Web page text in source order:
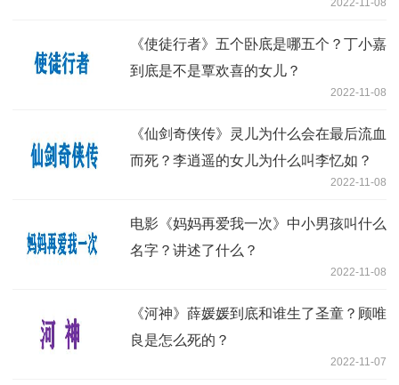
2022-11-08
《使徒行者》五个卧底是哪五个？丁小嘉
到底是不是覃欢喜的女儿？
2022-11-08
《仙剑奇侠传》灵儿为什么会在最后流血
而死？李逍遥的女儿为什么叫李忆如？
2022-11-08
电影《妈妈再爱我一次》中小男孩叫什么
名字？讲述了什么？
2022-11-08
《河神》薛媛媛到底和谁生了圣童？顾唯
良是怎么死的？
2022-11-07